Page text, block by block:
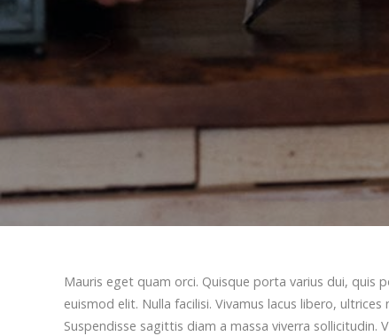
Mauris eget quam orci. Quisque porta varius dui, quis
euismod elit. Nulla facilisi. Vivamus lacus libero,
Suspendisse sagittis diam a massa viverra